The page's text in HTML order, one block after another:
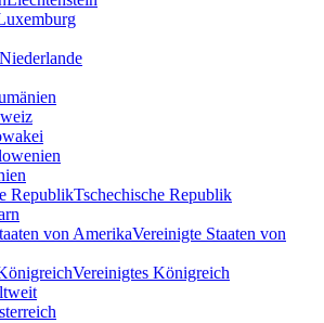
Niederlande
Tschechische Republik
Vereinigte Staaten von
Vereinigtes Königreich